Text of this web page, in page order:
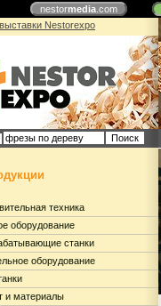
nestormedia.com
Nestorexpo
техника
оборудование
станки
оборудование
и материалы